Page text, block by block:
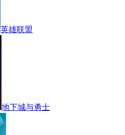
英雄联盟
地下城与勇士